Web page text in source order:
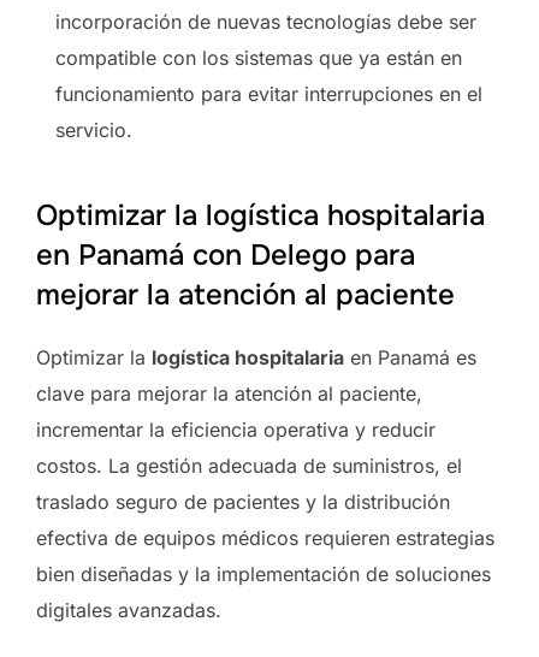
incorporación de nuevas tecnologías debe ser
compatible con los sistemas que ya están en
funcionamiento para evitar interrupciones en el
servicio.
Optimizar la logística hospitalaria
en Panamá con Delego para
mejorar la atención al paciente
Optimizar la logística hospitalaria en Panamá es
clave para mejorar la atención al paciente,
incrementar la eficiencia operativa y reducir
costos. La gestión adecuada de suministros, el
traslado seguro de pacientes y la distribución
efectiva de equipos médicos requieren estrategias
bien diseñadas y la implementación de soluciones
digitales avanzadas.